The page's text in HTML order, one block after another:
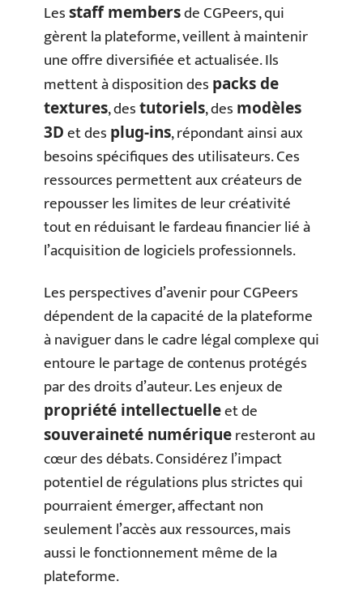
Lesstaff membersde CGPeers, qui
gèrent la plateforme, veillent à maintenir
une offre diversifiée et actualisée. Ils
mettent à disposition des packs de
textures, destutoriels, des modèles
3Det des plug-ins, répondant ainsi aux
besoins spécifiques des utilisateurs. Ces
ressources permettent aux créateurs de
repousser les limites de leur créativité
tout en réduisant le fardeau financier lié à
l’acquisition de logiciels professionnels.
Les perspectives d’avenir pour CGPeers
dépendent de la capacité de la plateforme
à naviguer dans le cadre légal complexe qui
entoure le partage de contenus protégés
par des droits d’auteur. Les enjeux de
propriété intellectuelleet de
souveraineté numériqueresteront au
cœur des débats. Considérez l’impact
potentiel de régulations plus strictes qui
pourraient émerger, affectant non
seulement l’accès aux ressources, mais
aussi le fonctionnement même de la
plateforme.